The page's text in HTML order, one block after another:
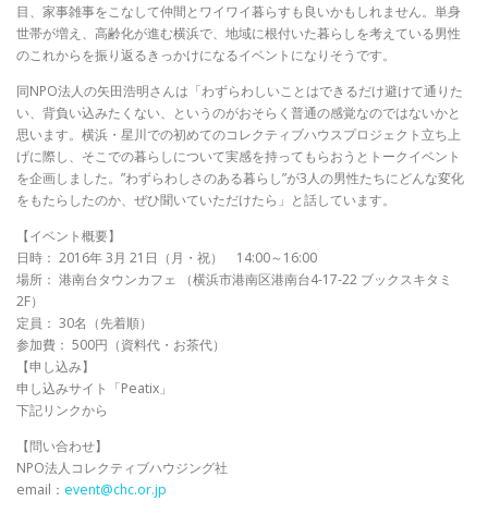
目、家事雑事をこなして仲間とワイワイ暮らすも良いかもしれません。単身
世帯が増え、高齢化が進む横浜で、地域に根付いた暮らしを考えている男性
のこれからを振り返るきっかけになるイベントになりそうです。
同NPO法人の矢田浩明さんは「わずらわしいことはできるだけ避けて通りた
い、背負い込みたくない、というのがおそらく普通の感覚なのではないかと
思います。横浜・星川での初めてのコレクティブハウスプロジェクト立ち上
げに際し、そこでの暮らしについて実感を持ってもらおうとトークイベント
を企画しました。”わずらわしさのある暮らし”が3人の男性たちにどんな変化
をもたらしたのか、ぜひ聞いていただけたら」と話しています。
【イベント概要】
日時： 2016年 3月 21日（月・祝） 14:00～16:00
場所： 港南台タウンカフェ （横浜市港南区港南台4-17-22 ブックスキタミ
2F）
定員： 30名（先着順）
参加費： 500円（資料代・お茶代）
【申し込み】
申し込みサイト「Peatix」
下記リンクから
【問い合わせ】
NPO法人コレクティブハウジング社
email： event@chc.or.jp